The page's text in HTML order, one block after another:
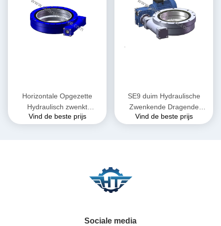
Horizontale Opgezette
Hydraulisch zwenkt
Aandrijving met
Vind de beste prijs
SE9 duim Hydraulische
Zwenkende Dragende
Aandrijving met
Vind de beste prijs
Sociale media